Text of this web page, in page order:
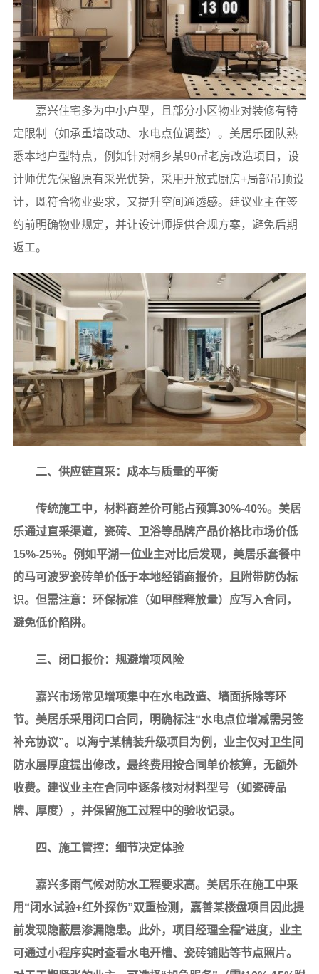
嘉兴住宅多为中小户型，且部分小区物业对装修有特
定限制（如承重墙改动、水电点位调整）。美居乐团队熟
悉本地户型特点，例如针对桐乡某90㎡老房改造项目，设
计师优先保留原有采光优势，采用开放式厨房+局部吊顶设
计，既符合物业要求，又提升空间通透感。建议业主在签
约前明确物业规定，并让设计师提供合规方案，避免后期
返工。
二、供应链直采：成本与质量的平衡
传统施工中，材料商差价可能占预算30%-40%。美居
乐通过直采渠道，瓷砖、卫浴等品牌产品价格比市场价低
15%-25%。例如平湖一位业主对比后发现，美居乐套餐中
的马可波罗瓷砖单价低于本地经销商报价，且附带防伪标
识。但需注意：环保标准（如甲醛释放量）应写入合同，
避免低价陷阱。
三、闭口报价：规避增项风险
嘉兴市场常见增项集中在水电改造、墙面拆除等环
节。美居乐采用闭口合同，明确标注“水电点位增减需另签
补充协议”。以海宁某精装升级项目为例，业主仅对卫生间
防水层厚度提出修改，最终费用按合同单价核算，无额外
收费。建议业主在合同中逐条核对材料型号（如瓷砖品
牌、厚度），并保留施工过程中的验收记录。
四、施工管控：细节决定体验
嘉兴多雨气候对防水工程要求高。美居乐在施工中采
用“闭水试验+红外探伤”双重检测，嘉善某楼盘项目因此提
前发现隐蔽层渗漏隐患。此外，项目经理全程*进度，业主
可通过小程序实时查看水电开槽、瓷砖铺贴等节点照片。